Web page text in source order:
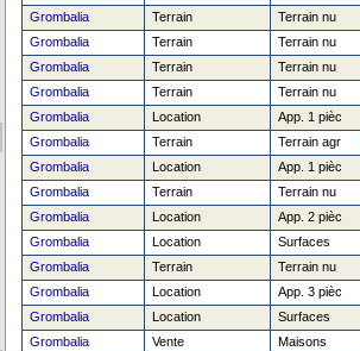
Grombalia
Terrain Terrain nu
Grombalia
Terrain Terrain nu
Grombalia
Terrain Terrain nu
Grombalia
Terrain Terrain nu
Grombalia
Location App. 1 pièc
Grombalia
Terrain Terrain agr
Grombalia
Location App. 1 pièc
Grombalia
Terrain Terrain nu
Grombalia
Location App. 2 pièc
Grombalia
Location Surfaces
Grombalia
Terrain Terrain nu
Grombalia
Location App. 3 pièc
Grombalia
Location Surfaces
Grombalia
Vente Maisons